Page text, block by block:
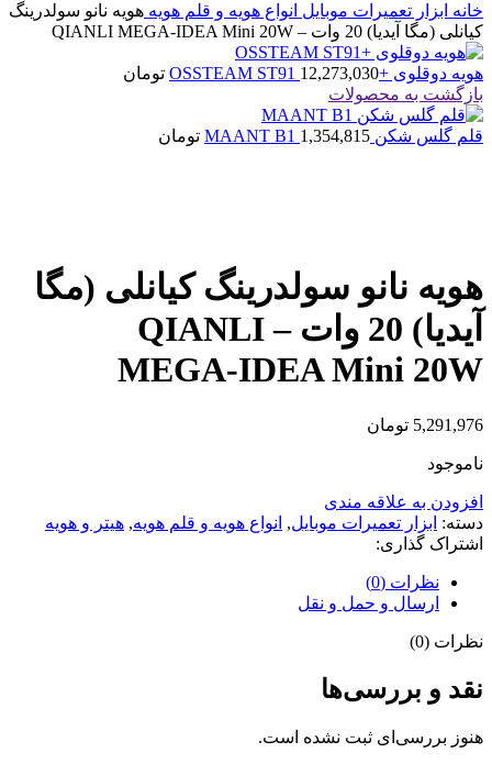
خانه ابزار تعمیرات موبایل انواع هویه و قلم هویه هویه نانو سولدرینگ
کیانلی (مگا آیدیا) 20 وات – QIANLI MEGA-IDEA Mini 20W
هویه دوقلوی +OSSTEAM ST9112,273,030
تومان
بازگشت به محصولات
قلم گلس شکن MAANT B1 1,354,815
تومان
هویه نانو سولدرینگ کیانلی (مگا
آیدیا) 20 وات – QIANLI
MEGA-IDEA Mini 20W
5,291,976 تومان
ناموجود
افزودن به علاقه مندی
دسته: ابزار تعمیرات موبایل, انواع هویه و قلم هویه, هیتر و هویه
اشتراک گذاری:
نظرات (0)
ارسال و حمل و نقل
نظرات (0)
نقد و بررسی‌ها
هنوز بررسی‌ای ثبت نشده است.